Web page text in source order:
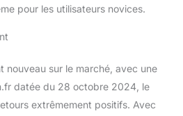
l'essuyer avec une
déversement
maintiennent
efficacement votre plan
pour les utilisateurs novices.
nouveau sur le marché, avec une
datée du 28 octobre 2024, le
extrêmement positifs. Avec